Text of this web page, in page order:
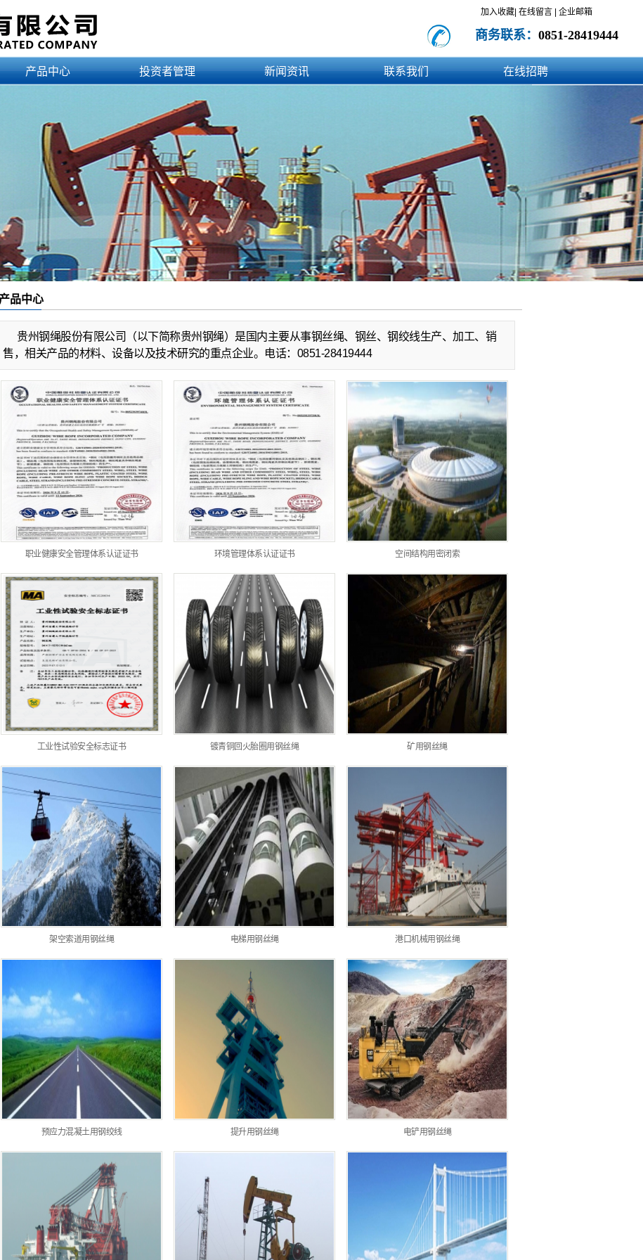
加入收藏| 在线留言 企业邮箱
商务联系： 0851-28419444
产品中心
应用范例
认证证书
投资者管理
公司公告
财务报告
新闻资讯
行业新闻
联系我们 在线招聘
产品中心
贵州钢绳股份有限公司（以下简称贵州钢绳）是国内主要从事钢丝绳、钢丝、钢绞线生产、加工、销
售，相关产品的材料、设备以及技术研究的重点企业。电话：0851-28419444
职业健康安全管理体系认证证书 环境管理体系认证证书 空间结构用密闭索
工业性试验安全标志证书 镀青铜回火胎圈用钢丝绳 矿用钢丝绳
架空索道用钢丝绳 电梯用钢丝绳 港口机械用钢丝绳
预应力混凝土用钢绞线 提升用钢丝绳 电铲用钢丝绳